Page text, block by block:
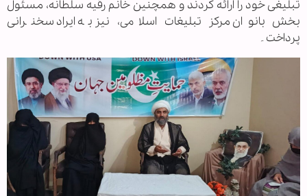
تبلیغی خود را ارائه کردند و همچنین خانم رقیه سلطانه، مسئول
بخش بانوان مرکز تبلیغات اسلامی، نیز به ایراد سخنرانی
پرداخت۔